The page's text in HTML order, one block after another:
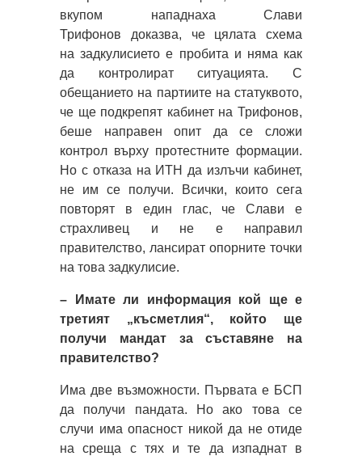
вкупом нападнаха Слави
Трифонов доказва, че цялата схема
на задкулисието е пробита и няма как
да контролират ситуацията. С
обещанието на партиите на статуквото,
че ще подкрепят кабинет на Трифонов,
беше направен опит да се сложи
контрол върху протестните формации.
Но с отказа на ИТН да излъчи кабинет,
не им се получи. Всички, които сега
повторят в един глас, че Слави е
страхливец и не е направил
правителство, лансират опорните точки
на това задкулисие.
– Имате ли информация кой ще е
третият „късметлия“, който ще
получи мандат за съставяне на
правителство?
Има две възможности. Първата е БСП
да получи пандата. Но ако това се
случи има опасност никой да не отиде
на среща с тях и те да изпаднат в